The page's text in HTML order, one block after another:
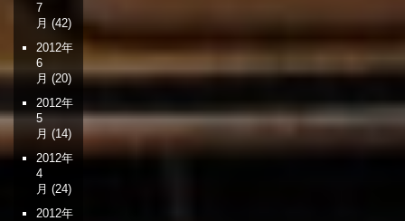
7
月 (42)
2012年
6
月 (20)
2012年
5
月 (14)
2012年
4
月 (24)
2012年